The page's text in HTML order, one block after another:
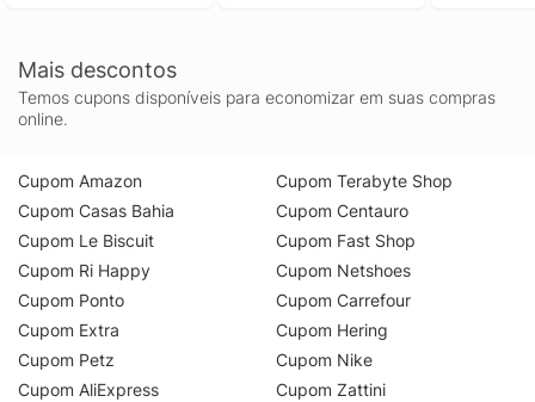
Mais descontos
Temos cupons disponíveis para economizar em suas compras
online.
Cupom Amazon
Cupom Casas Bahia
Cupom Le Biscuit
Cupom Ri Happy
Cupom Ponto
Cupom Extra
Cupom Petz
Cupom AliExpress
Cupom Terabyte Shop
Cupom Centauro
Cupom Fast Shop
Cupom Netshoes
Cupom Carrefour
Cupom Hering
Cupom Nike
Cupom Zattini